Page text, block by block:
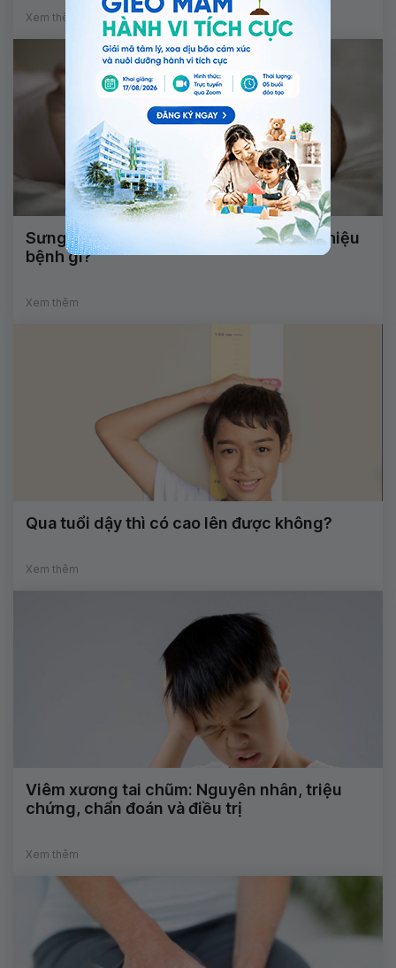
Xem thêm
Sưng cứng má phải lan ra sau tai là dấu hiệu
bệnh gì?
Xem thêm
Qua tuổi dậy thì có cao lên được không?
Xem thêm
Viêm xương tai chũm: Nguyên nhân, triệu
chứng, chẩn đoán và điều trị
Xem thêm